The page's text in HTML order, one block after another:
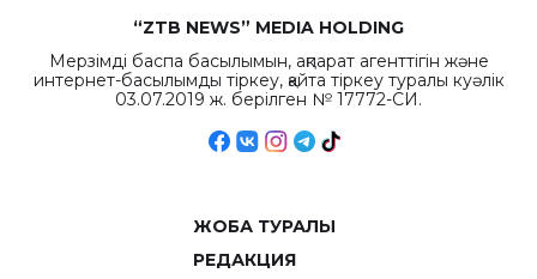
“ZTB NEWS” MEDIA HOLDING
Мерзімді баспа басылымын, ақпарат агенттігін және
интернет-басылымды тіркеу, қайта тіркеу туралы куәлік
03.07.2019 ж. берілген № 17772-СИ.
ЖОБА ТУРАЛЫ
РЕДАКЦИЯ